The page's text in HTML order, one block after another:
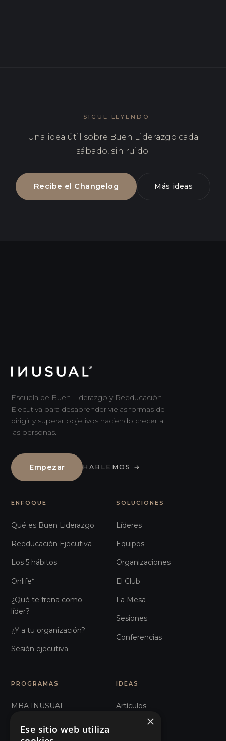
SIGUE LEYENDO
Una idea útil sobre Buen Liderazgo cada
sábado, sin ruido.
Recibe el Changelog Más ideas
Escuela de Buen Liderazgo y Reeducación
Ejecutiva para desaprender viejas formas de
dirigir y superar objetivos haciendo crecer a
las personas.
Empezar HABLEMOS →
ENFOQUE
Qué es Buen Liderazgo
Reeducación Ejecutiva
Los 5 hábitos
Onlife*
¿Qué te frena como
líder?
¿Y a tu organización?
Sesión ejecutiva
SOLUCIONES
Líderes
Equipos
Organizaciones
El Club
La Mesa
Sesiones
Conferencias
PROGRAMAS
MBA INUSUAL
Humanos con Recursos
IDEAS
Artículos
×
Ese sitio web utiliza